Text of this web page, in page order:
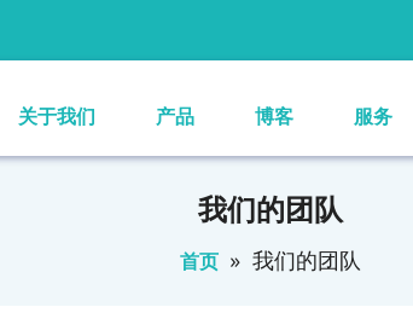
关于我们 产品 博客 服务
我们的团队
首页 » 我们的团队